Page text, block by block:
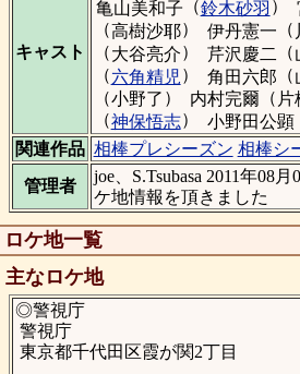
キャスト
亀山美和子 （鈴木砂羽 ）
（高樹沙耶） 伊丹憲一 （
（大谷亮介） 芹沢慶二 （
（六角精児 ） 角田六郎 （
（小野了 ） 内村完爾（ 片
（神保悟志） 小野田公顕
関連作品 相棒プレシーズン 相棒シ
管理者
joe、S.Tsubasa 2011年08
ケ地情報を頂きました
ロケ地一覧
主なロケ地
◎警視庁
警視庁
東京都千代田区霞が関2丁目